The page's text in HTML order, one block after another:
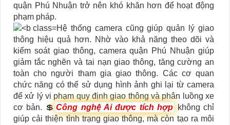
quận Phú Nhuận trở nên khó khăn hơn để hoạt động
phạm pháp.
Hệ thống camera cũng giúp quản lý giao
thông hiệu quả hơn. Nhờ vào khả năng theo dõi và
kiểm soát giao thông, camera quận Phú Nhuận giúp
giảm tắc nghẽn và tai nạn giao thông, tăng cường an
toàn cho người tham gia giao thông. Các cơ quan
chức năng có thể sử dụng hình ảnh ghi lại từ camera
để xử lý vi phạm quy định giao thông và phân luồng xe
cơ bản. 💲 Công nghệ Ai được tích hợp
không chỉ
giúp cải thiện tình trạng giao thông, mà còn tạo ra môi